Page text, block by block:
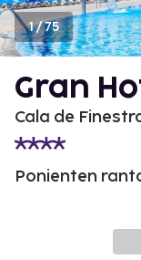
1/75
Gran
Cala de
Ponienten